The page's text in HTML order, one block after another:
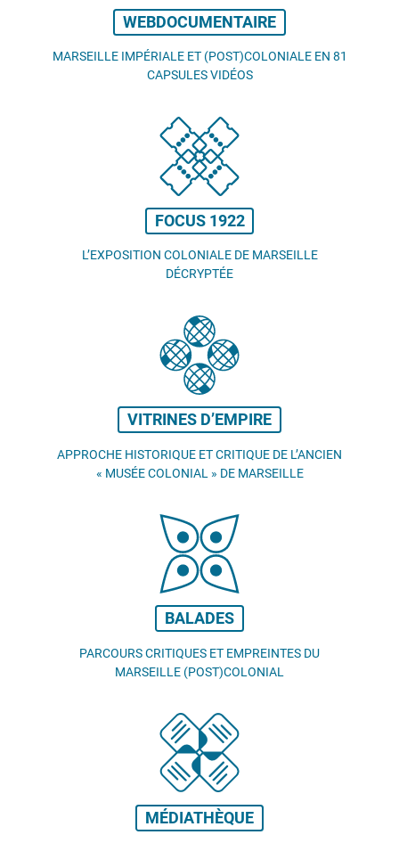
WEBDOCUMENTAIRE
MARSEILLE IMPÉRIALE ET (POST)COLONIALE EN 81
CAPSULES VIDÉOS
FOCUS 1922
L’EXPOSITION COLONIALE DE MARSEILLE
DÉCRYPTÉE
VITRINES D’EMPIRE
APPROCHE HISTORIQUE ET CRITIQUE DE L’ANCIEN
« MUSÉE COLONIAL » DE MARSEILLE
BALADES
PARCOURS CRITIQUES ET EMPREINTES DU
MARSEILLE (POST)COLONIAL
MÉDIATHÈQUE